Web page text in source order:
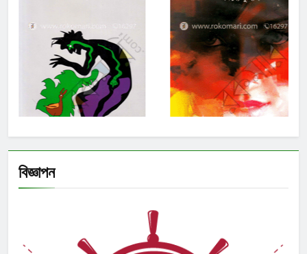
বিজ্ঞাপন